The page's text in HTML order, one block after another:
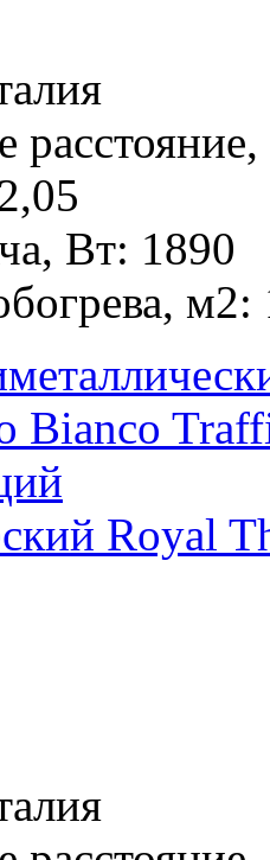
Вт: 1890
м2:
Royal